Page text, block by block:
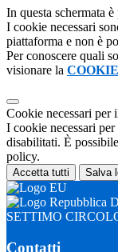
In questa schermata
I cookie necessari
piattaforma e non è
Per conoscere quali
visionare la
Cookie necessari per
I cookie necessari
disabilitati. È
policy.
Accetta tutti Salva
SETTIMO
Contatti